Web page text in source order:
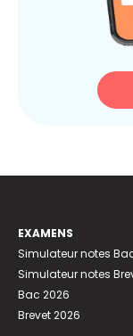
EXAMENS
Simulateur notes
Simulateur notes
Bac 2026
Brevet 2026